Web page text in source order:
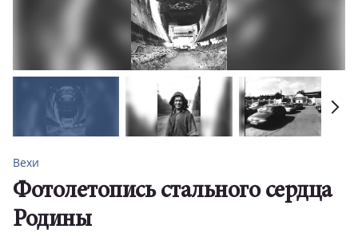
Вехи
Фотолетопись стального сердца
Родины